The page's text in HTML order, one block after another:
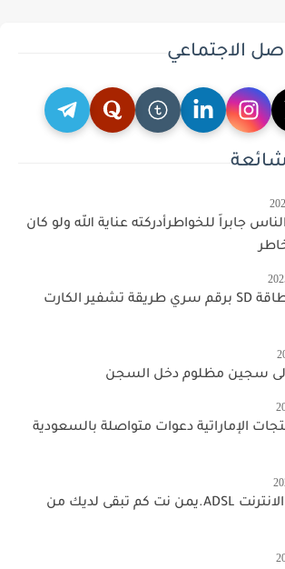
الاجتماعي
جابراً للخواطرأدركته عناية الله ولو كان
كيفية قفل بطاقة SD برقم سري طريقة تشفير الكارت
سجين مظلوم دخل السجن
الإماراتية دعوات متواصلة بالسعودية
معرفة رصيد الانترنت ADSL.يمن نت كم تبقى لديك من